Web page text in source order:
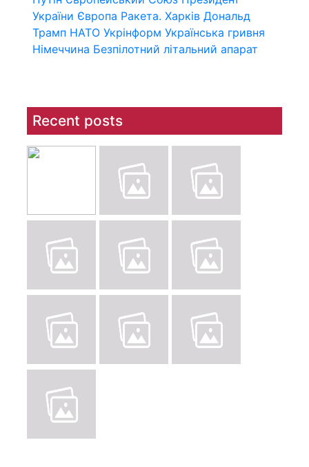
України Європа Ракета. Харків Дональд
Трамп НАТО Укрінформ Українська гривня
Німеччина Безпілотний літальний апарат
Recent posts